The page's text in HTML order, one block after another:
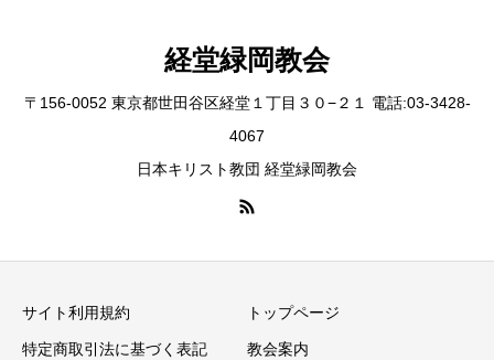
経堂緑岡教会
〒156-0052 東京都世田谷区経堂１丁目３０−２１ 電話:03-3428-
4067
日本キリスト教団 経堂緑岡教会
サイト利用規約 トップページ
特定商取引法に基づく表記 教会案内